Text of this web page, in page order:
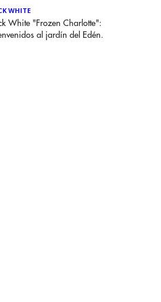
WHITE
White "Frozen Charlotte":
al jardín del Edén.